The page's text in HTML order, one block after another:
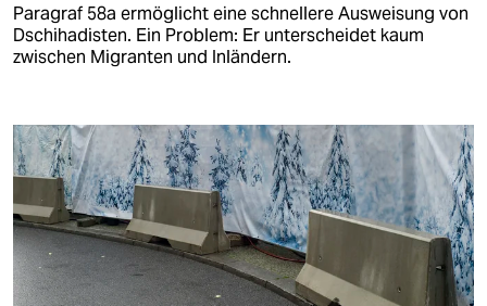
Paragraf 58a ermöglicht eine schnellere Ausweisung von
Dschihadisten. Ein Problem: Er unterscheidet kaum
zwischen Migranten und Inländern.